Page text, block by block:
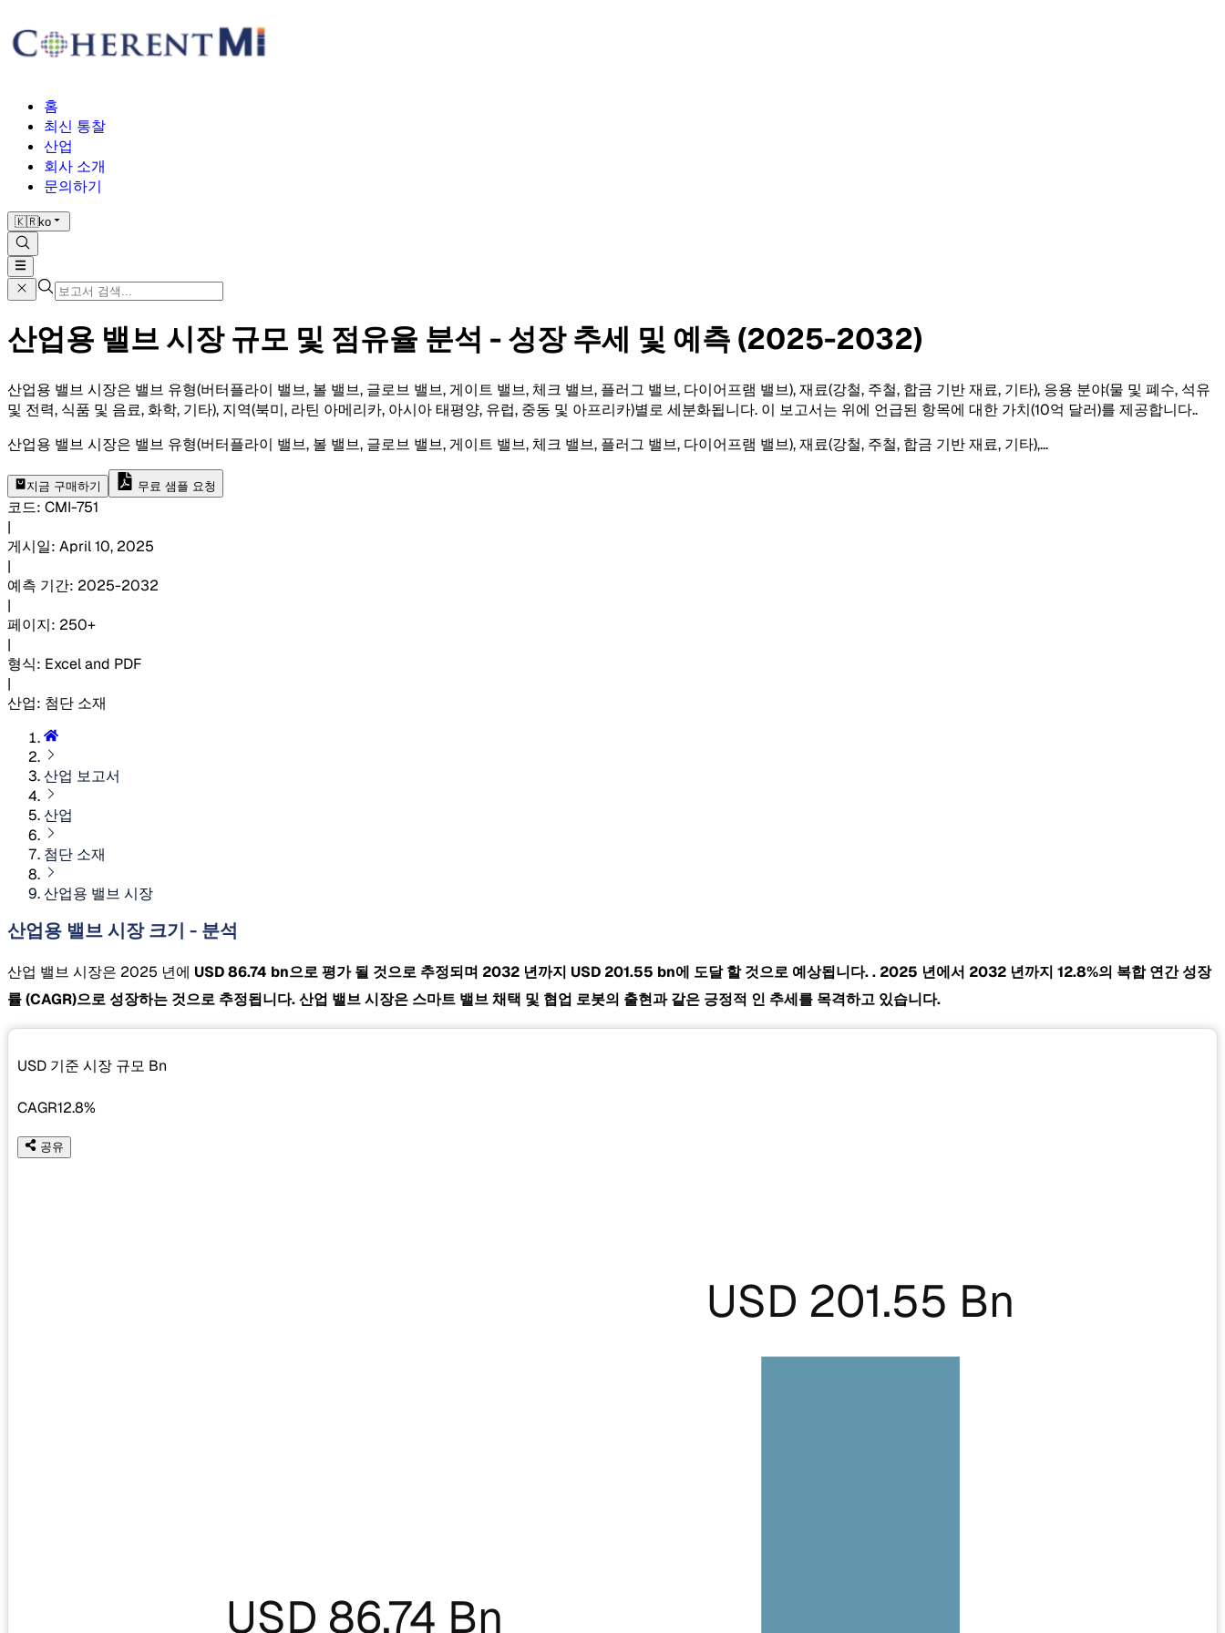
홈
최신 통찰
산업
회사 소개
문의하기
🇰🇷ko
산업용 밸브 시장 규모 및 점유율 분석 - 성장 추세 및 예측 (2025-2032)
산업용 밸브 시장은 밸브 유형(버터플라이 밸브, 볼 밸브, 글로브 밸브, 게이트 밸브, 체크 밸브, 플러그 밸브, 다이어프램 밸브), 재료(강철, 주철, 합금 기반 재료, 기타), 응용 분야(물 및 폐수, 석유
및 전력, 식품 및 음료, 화학, 기타), 지역(북미, 라틴 아메리카, 아시아 태평양, 유럽, 중동 및 아프리카)별로 세분화됩니다. 이 보고서는 위에 언급된 항목에 대한 가치(10억 달러)를 제공합니다..
산업용 밸브 시장은 밸브 유형(버터플라이 밸브, 볼 밸브, 글로브 밸브, 게이트 밸브, 체크 밸브, 플러그 밸브, 다이어프램 밸브), 재료(강철, 주철, 합금 기반 재료, 기타),...
지금 구매하기 무료 샘플 요청
코드: CMI-751
|
게시일: April 10, 2025
|
예측 기간: 2025-2032
|
페이지: 250+
|
형식: Excel and PDF
|
산업: 첨단 소재
산업 보고서
산업
첨단 소재
산업용 밸브 시장
산업용 밸브 시장 크기 - 분석
산업 밸브 시장은 2025 년에 USD 86.74 bn으로 평가 될 것으로 추정되며 2032 년까지 USD 201.55 bn에 도달 할 것으로 예상됩니다.. 2025 년에서 2032 년까지 12.8%의 복합 연간 성장
률 (CAGR)으로 성장하는 것으로 추정됩니다. 산업 밸브 시장은 스마트 밸브 채택 및 협업 로봇의 출현과 같은 긍정적 인 추세를 목격하고 있습니다.
USD 기준 시장 규모 Bn
CAGR12.8%
공유
USD 86.74 Bn
USD 201.55 Bn